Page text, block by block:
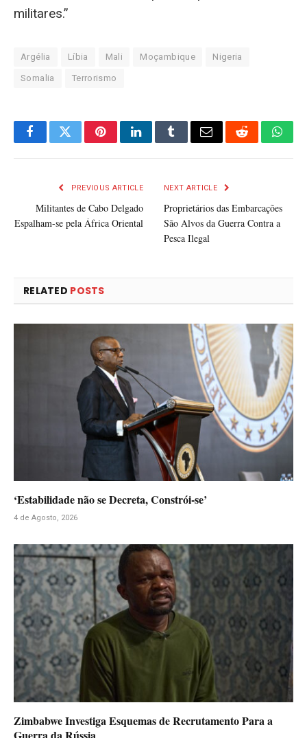
militares.”
Argélia Líbia Mali Moçambique Nigeria
Somalia Terrorismo
FacebookTwitterPinterestLinkedInTumblrEmail Reddit
PREVIOUS ARTICLE
Militantes de Cabo Delgado
Espalham-se pela África Oriental
NEXT ARTICLE
Proprietários das Embarcações
São Alvos da Guerra Contra a
Pesca Ilegal
RELATED POSTS
‘Estabilidade não se Decreta, Constrói-se’
4 de Agosto, 2026
Zimbabwe Investiga Esquemas de Recrutamento Para a
Guerra da Rússia